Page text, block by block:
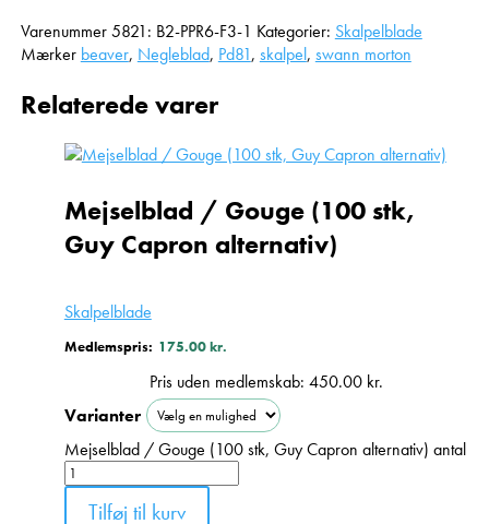
Varenummer5821: B2-PPR6-F3-1 Kategorier: Skalpelblade
Mærker beaver, Negleblad, Pd81, skalpel, swann morton
Relaterede varer
Skalpelblade
Mejselblad / Gouge (100 stk,
Guy Capron alternativ)
Medlemspris: 175.00kr.
Pris uden medlemskab: 450.00 kr.
Varianter
Mejselblad / Gouge (100 stk, Guy Capron alternativ) antal
Tilføj til kurv